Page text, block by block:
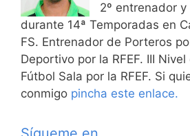
2º entrenador
durante 14ª Temporadas en
FS. Entrenador de Porteros
Deportivo por la RFEF. III
Fútbol Sala por la RFEF. Si
conmigo pincha este enlace.